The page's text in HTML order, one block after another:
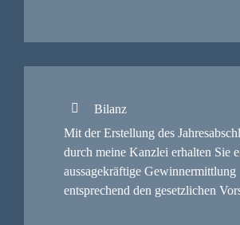
Bilanz
Mit der Erstellung des
durch meine Kanzlei erhalten Sie
aussagekräftige Gewinnermittlung
entsprechend den gesetzlichen